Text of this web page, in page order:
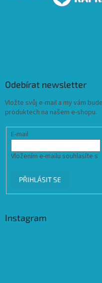
Odebírat newsletter
Vložte svůj e-mail a my vám
produktech na našem e-shopu.
E-mail
Vložením e-mailu souhlasíte s
PŘIHLÁSIT SE
Instagram